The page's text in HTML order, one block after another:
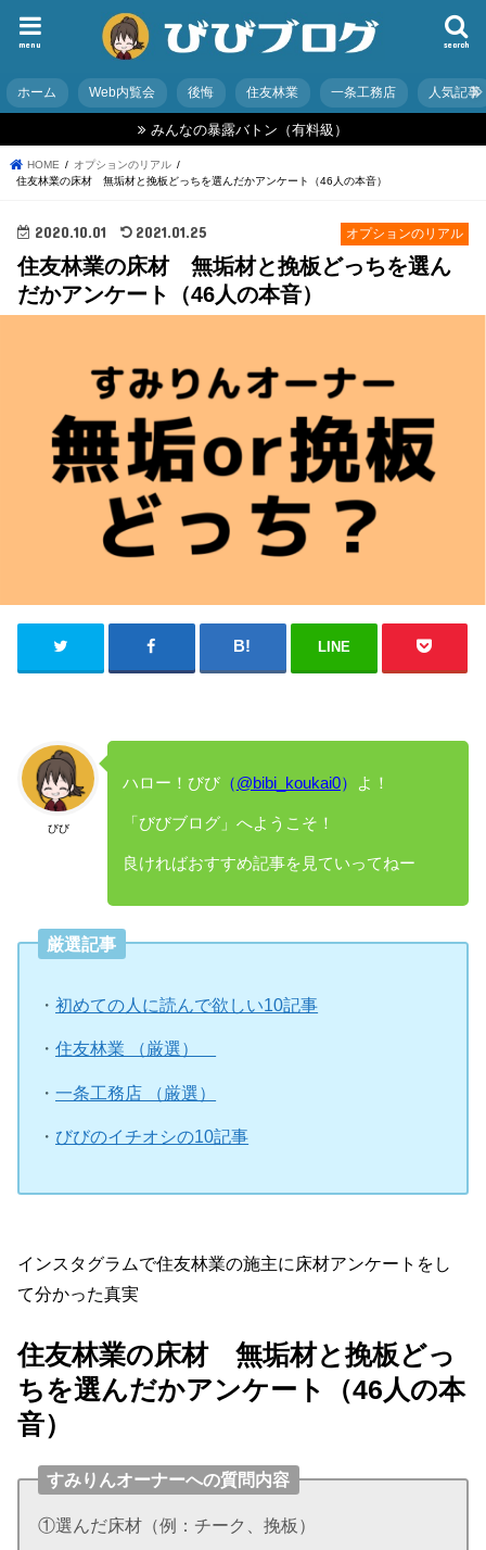
search
menu
ホーム Web内覧会 後悔 住友林業 一条工務店 人気記事
みんなの暴露バトン（有料級）
HOME
オプションのリアル
住友林業の床材 無垢材と挽板どっちを選んだかアンケート（46人の本音）
オプションのリアル
2020.10.01 2021.01.25
住友林業の床材 無垢材と挽板どっちを選ん
だかアンケート（46人の本音）
LINE
びび
ハロー！びび（@bibi_koukai0） よ！
「びびブログ」へようこそ！
良ければおすすめ記事を見ていってねー
厳選記事
・初めての人に読んで欲しい10記事
・住友林業 （厳選）
・一条工務店 （厳選）
・ びびのイチオシの10記事
インスタグラムで住友林業の施主に床材アンケートをし
て分かった真実
住友林業の床材 無垢材と挽板どっ
ちを選んだかアンケート（46人の本
音）
すみりんオーナーへの質問内容
①選んだ床材（例：チーク、挽板）